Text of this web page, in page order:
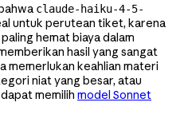
claude-haiku-4-5-
untuk perutean tiket, karena
hemat biaya dalam
hasil yang sangat
memerlukan keahlian materi
niat yang besar, atau
memilih model Sonnet